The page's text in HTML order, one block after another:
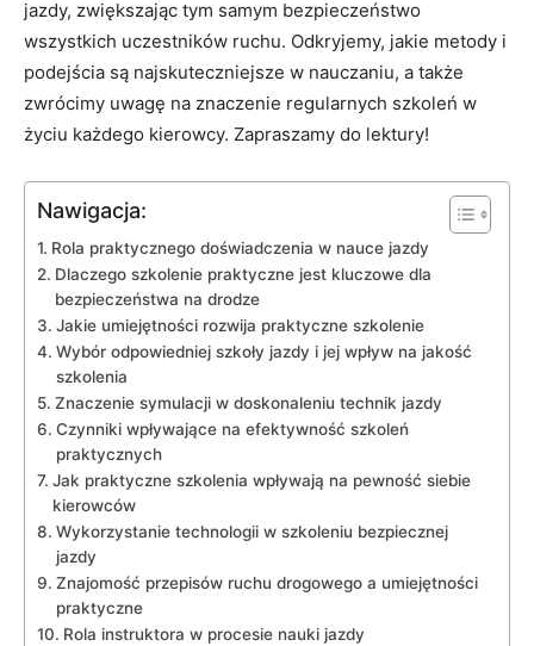
jazdy, zwiększając tym samym bezpieczeństwo
wszystkich uczestników ruchu. Odkryjemy, jakie metody i
podejścia są najskuteczniejsze w nauczaniu, a także
zwrócimy uwagę na znaczenie regularnych szkoleń w
życiu każdego kierowcy. Zapraszamy do lektury!
Nawigacja:
Rola praktycznego doświadczenia w nauce jazdy
Dlaczego szkolenie praktyczne jest kluczowe dla
bezpieczeństwa na drodze
Jakie umiejętności rozwija praktyczne szkolenie
Wybór odpowiedniej szkoły jazdy i jej wpływ na jakość
szkolenia
Znaczenie symulacji w doskonaleniu technik jazdy
Czynniki wpływające na efektywność szkoleń
praktycznych
Jak praktyczne szkolenia wpływają na pewność siebie
kierowców
Wykorzystanie technologii w szkoleniu bezpiecznej
jazdy
Znajomość przepisów ruchu drogowego a umiejętności
praktyczne
Rola instruktora w procesie nauki jazdy